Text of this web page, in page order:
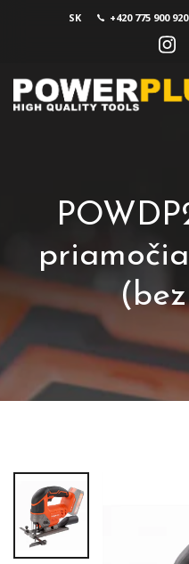
SK +420 775 900 920